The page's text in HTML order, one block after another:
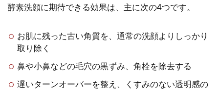
酵素洗顔に期待できる効果は、主に次の4つです。
お肌に残った古い角質を、通常の洗顔よりしっかり
取り除く
鼻や小鼻などの毛穴の黒ずみ、角栓を除去する
遅いターンオーバーを整え、くすみのない透明感の